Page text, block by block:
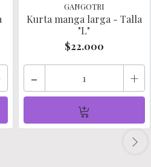
GANGOTRI
Kurta manga larga - Talla
"L"
$22.000
- +